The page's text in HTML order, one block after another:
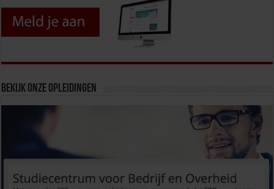
Bekijk onze opleidingen